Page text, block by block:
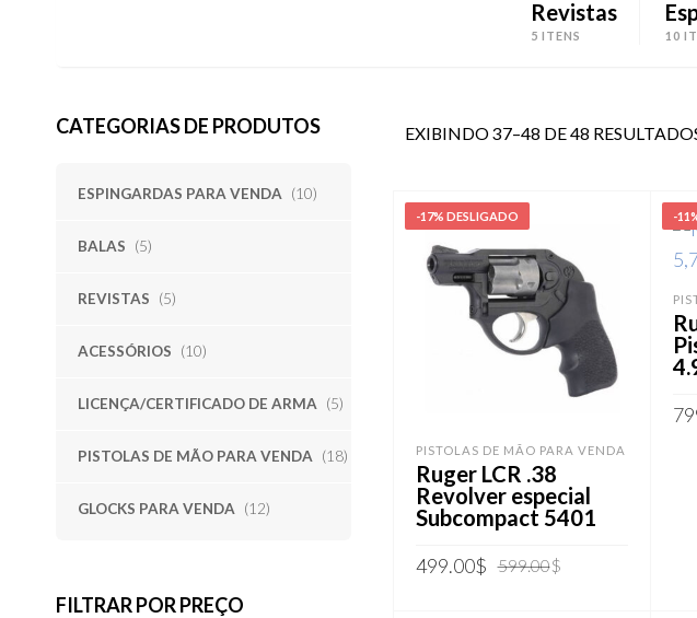
Revistas
5 ITENS 10
CATEGORIAS DE PRODUTOS
ESPINGARDAS PARA VENDA (10)
BALAS (5)
REVISTAS (5)
ACESSÓRIOS (10)
LICENÇA/CERTIFICADO DE ARMA (5)
PISTOLAS DE MÃO PARA VENDA (18)
GLOCKS PARA VENDA (12)
FILTRAR POR PREÇO
EXIBINDO 37–48 DE 48
-17% DESLIGADO
PISTOLAS DE MÃO PARA VENDA
Ruger LCR .38
Revolver especial
Subcompact 5401
599.00$O
499.00$
O
-